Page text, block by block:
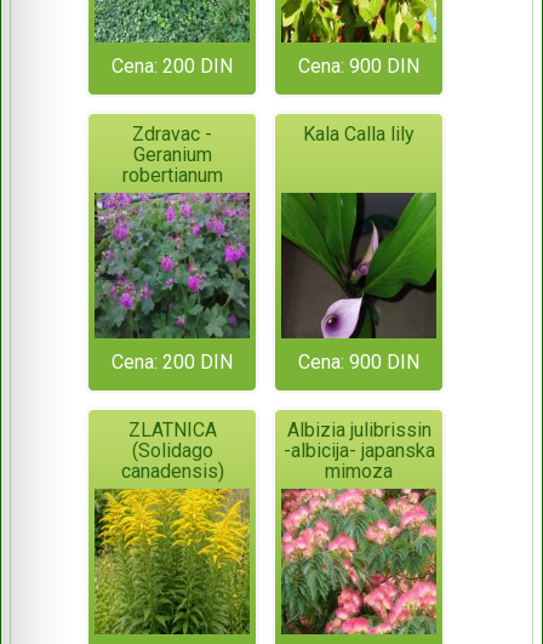
Cena: 200 DIN Cena: 900 DIN
Zdravac -
Geranium
robertianum
Cena: 200 DIN
Kala Calla lily
Cena: 900 DIN
ZLATNICA
(Solidago
canadensis)
Albizia julibrissin
-albicija- japanska
mimoza